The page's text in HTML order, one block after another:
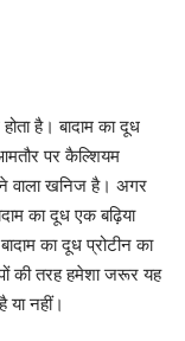
है। बादाम का दूध
पर कैल्शियम
वाला खनिज है। अगर
का दूध एक बढ़िया
का दूध प्रोटीन का
की तरह हमेशा जरूर यह
नहीं।